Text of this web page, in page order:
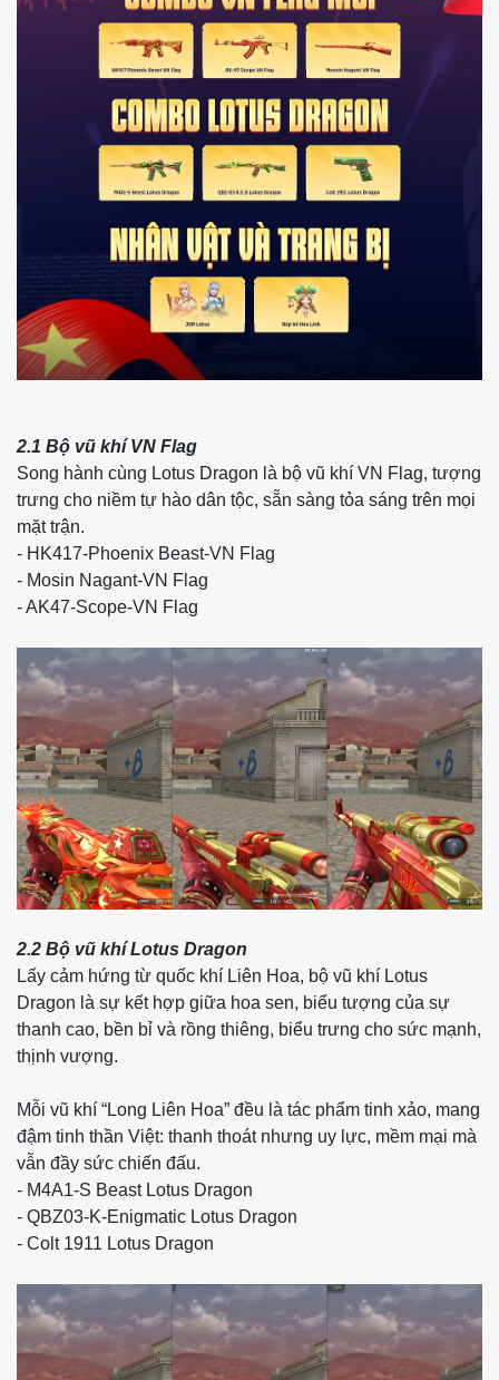
2.1 Bộ vũ khí VN Flag
Song hành cùng Lotus Dragon là bộ vũ khí VN Flag, tượng
trưng cho niềm tự hào dân tộc, sẵn sàng tỏa sáng trên mọi
mặt trận.
- HK417-Phoenix Beast-VN Flag
- Mosin Nagant-VN Flag
- AK47-Scope-VN Flag
2.2 Bộ vũ khí Lotus Dragon
Lấy cảm hứng từ quốc khí Liên Hoa, bộ vũ khí Lotus
Dragon là sự kết hợp giữa hoa sen, biểu tượng của sự
thanh cao, bền bỉ và rồng thiêng, biểu trưng cho sức mạnh,
thịnh vượng.
Mỗi vũ khí “Long Liên Hoa” đều là tác phẩm tinh xảo, mang
đậm tinh thần Việt: thanh thoát nhưng uy lực, mềm mại mà
vẫn đầy sức chiến đấu.
- M4A1-S Beast Lotus Dragon
- QBZ03-K-Enigmatic Lotus Dragon
- Colt 1911 Lotus Dragon